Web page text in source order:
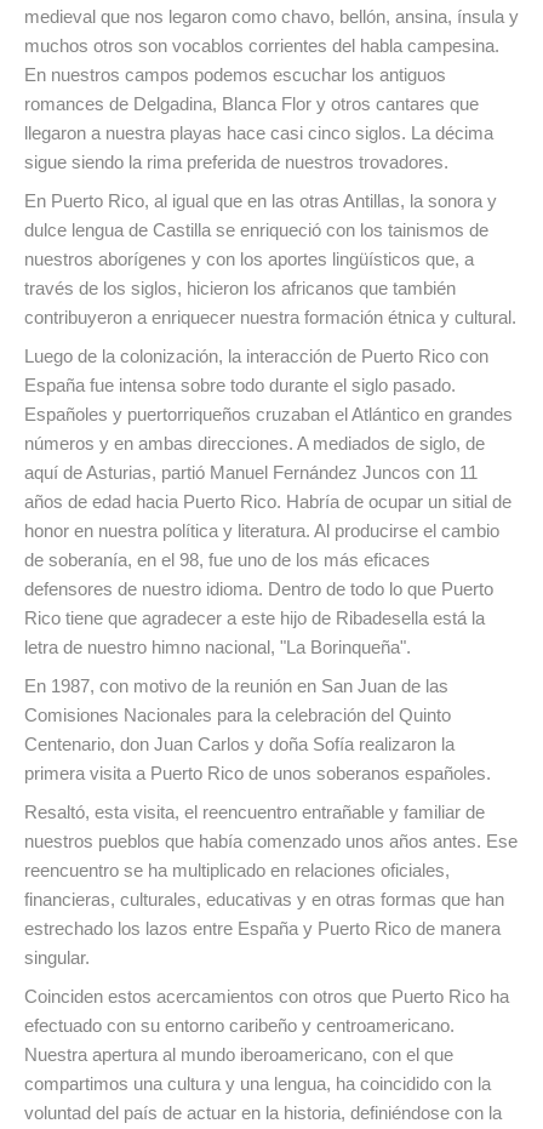
medieval que nos legaron como chavo, bellón, ansina, ínsula y
muchos otros son vocablos corrientes del habla campesina.
En nuestros campos podemos escuchar los antiguos
romances de Delgadina, Blanca Flor y otros cantares que
llegaron a nuestra playas hace casi cinco siglos. La décima
sigue siendo la rima preferida de nuestros trovadores.
En Puerto Rico, al igual que en las otras Antillas, la sonora y
dulce lengua de Castilla se enriqueció con los tainismos de
nuestros aborígenes y con los aportes lingüísticos que, a
través de los siglos, hicieron los africanos que también
contribuyeron a enriquecer nuestra formación étnica y cultural.
Luego de la colonización, la interacción de Puerto Rico con
España fue intensa sobre todo durante el siglo pasado.
Españoles y puertorriqueños cruzaban el Atlántico en grandes
números y en ambas direcciones. A mediados de siglo, de
aquí de Asturias, partió Manuel Fernández Juncos con 11
años de edad hacia Puerto Rico. Habría de ocupar un sitial de
honor en nuestra política y literatura. Al producirse el cambio
de soberanía, en el 98, fue uno de los más eficaces
defensores de nuestro idioma. Dentro de todo lo que Puerto
Rico tiene que agradecer a este hijo de Ribadesella está la
letra de nuestro himno nacional, "La Borinqueña".
En 1987, con motivo de la reunión en San Juan de las
Comisiones Nacionales para la celebración del Quinto
Centenario, don Juan Carlos y doña Sofía realizaron la
primera visita a Puerto Rico de unos soberanos españoles.
Resaltó, esta visita, el reencuentro entrañable y familiar de
nuestros pueblos que había comenzado unos años antes. Ese
reencuentro se ha multiplicado en relaciones oficiales,
financieras, culturales, educativas y en otras formas que han
estrechado los lazos entre España y Puerto Rico de manera
singular.
Coinciden estos acercamientos con otros que Puerto Rico ha
efectuado con su entorno caribeño y centroamericano.
Nuestra apertura al mundo iberoamericano, con el que
compartimos una cultura y una lengua, ha coincidido con la
voluntad del país de actuar en la historia, definiéndose con la